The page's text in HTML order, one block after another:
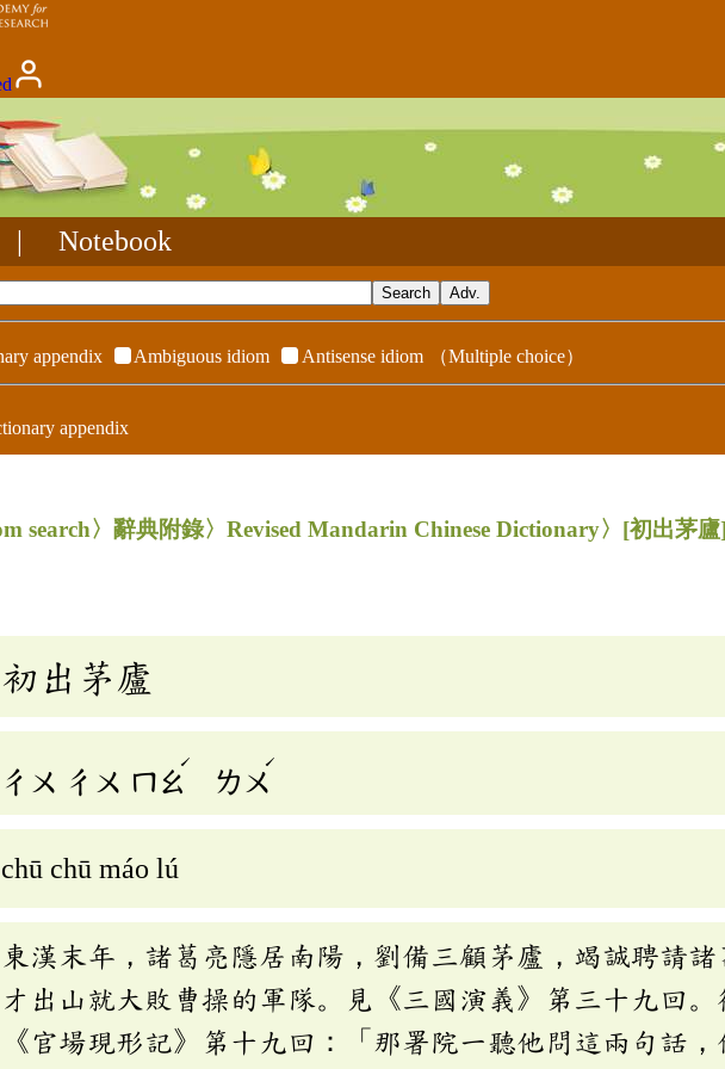
Notebook
appendix Ambiguous idiom Antisense idiom （Multiple choice）
appendix
search〉辭典附錄〉Revised Mandarin Chinese Dictionary〉 [初出茅
初出茅廬
ㄔㄨ ㄔㄨ ㄇㄠ
ˊ
ㄌㄨ
ˊ
chū chū máo lú
東漢末年，諸葛亮隱居南陽，劉備三顧茅廬，竭誠聘請
才出山就大敗曹操的軍隊。見《三國演義》第三十九回
《官場現形記》第十九回：「那署院一聽他問這兩句話